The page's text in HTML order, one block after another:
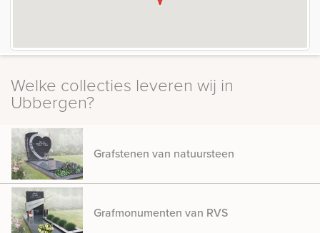
Welke collecties leveren wij in
Ubbergen?
Grafstenen van natuursteen
Grafmonumenten van RVS